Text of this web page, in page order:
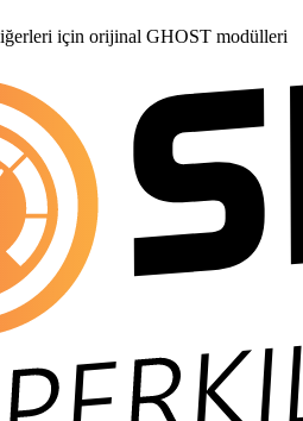
için orijinal GHOST modülleri